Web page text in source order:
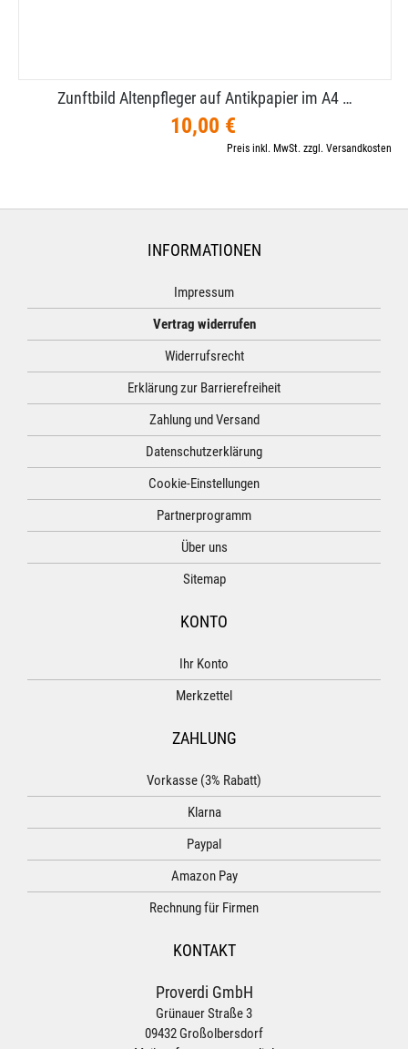
Zunftbild Altenpfleger auf Antikpapier im A4 …
10,00 €
Preis inkl. MwSt. zzgl. Versandkosten
INFORMATIONEN
Impressum
Vertrag widerrufen
Widerrufsrecht
Erklärung zur Barrierefreiheit
Zahlung und Versand
Datenschutzerklärung
Cookie-Einstellungen
Partnerprogramm
Über uns
Sitemap
KONTO
Ihr Konto
Merkzettel
ZAHLUNG
Vorkasse (3% Rabatt)
Klarna
Paypal
Amazon Pay
Rechnung für Firmen
KONTAKT
Proverdi GmbH
Grünauer Straße 3
09432 Großolbersdorf